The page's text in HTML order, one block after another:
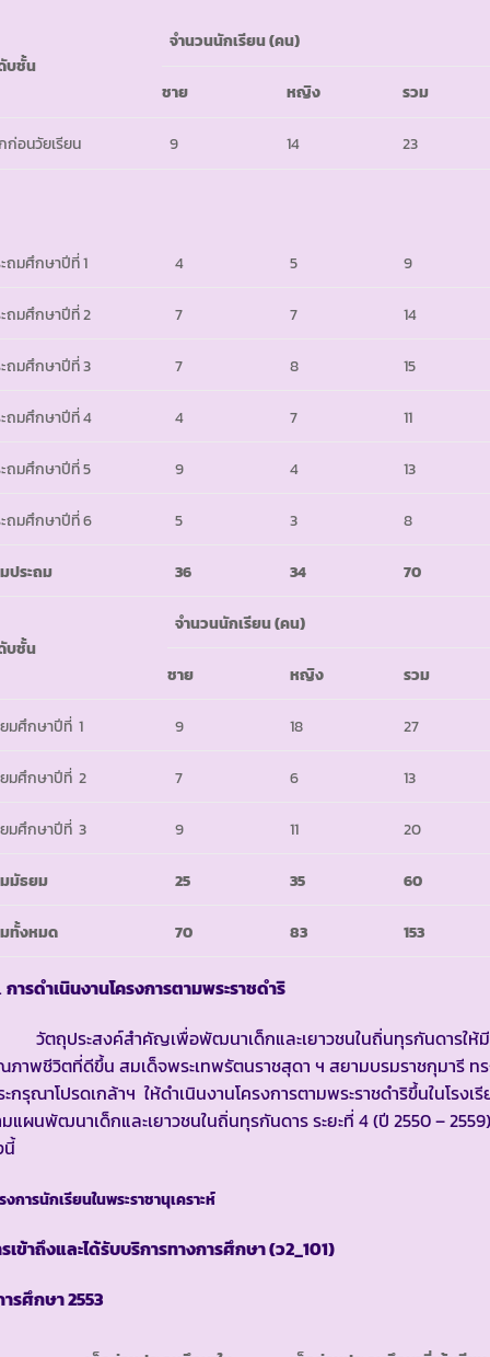
บชั้น
จำนวนนักเรียน(คน)
ชาย หญิง รวม
ก่อนวัยเรียน 9 14 23
ถมศึกษาปีที่ 1 4 5 9
ถมศึกษาปีที่ 2 7 7 14
ถมศึกษาปีที่ 3 7 8 15
ถมศึกษาปีที่ 4 4 7 11
ถมศึกษาปีที่ 5 9 4 13
ถมศึกษาปีที่ 6 5 3 8
ประถม 36 34 70
บชั้น
จำนวนนักเรียน(คน)
ชาย หญิง รวม
มศึกษาปีที่ 1 9 18 27
มศึกษาปีที่ 2 7 6 13
มศึกษาปีที่ 3 9 11 20
มัธยม 25 35 60
ทั้งหมด 70 83 153
การดำเนินงานโครงการตามพระราชดำริ
ถุประสงค์สำคัญเพื่อพัฒนาเด็กและเยาวชนในถิ่นทุรกันดารให้มี
าพชีวิตที่ดีขึ้น สมเด็จพระเทพรัตนราชสุดา ฯ สยามบรมราชกุมารี ท
กรุณาโปรดเกล้าฯ ให้ดำเนินงานโครงการตามพระราชดำริขึ้นในโรงเ
แผนพัฒนาเด็กและเยาวชนในถิ่นทุรกันดาร ระยะที่ 4 (ปี 2550 – 2559)
นี้
งการนักเรียนในพระราชานุเคราะห์
เข้าถึงและได้รับบริการทางการศึกษา(ว2_101)
รศึกษา2553